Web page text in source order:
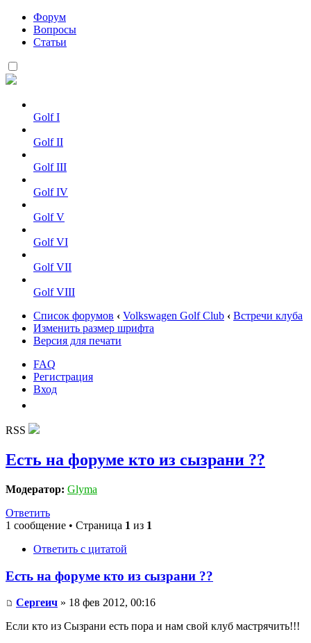
Форум
Вопросы
Статьи
Golf I
Golf II
Golf III
Golf IV
Golf V
Golf VI
Golf VII
Golf VIII
Список форумов ‹ Volkswagen Golf Club ‹ Встречи клуба
Изменить размер шрифта
Версия для печати
FAQ
Регистрация
Вход
RSS
Есть на форуме кто из сызрани ??
Модератор: Glyma
Ответить
1 сообщение • Страница 1 из 1
Ответить с цитатой
Есть на форуме кто из сызрани ??
Сергеич » 18 фев 2012, 00:16
Если кто из Сызрани есть пора и нам свой клуб мастрячить!!!